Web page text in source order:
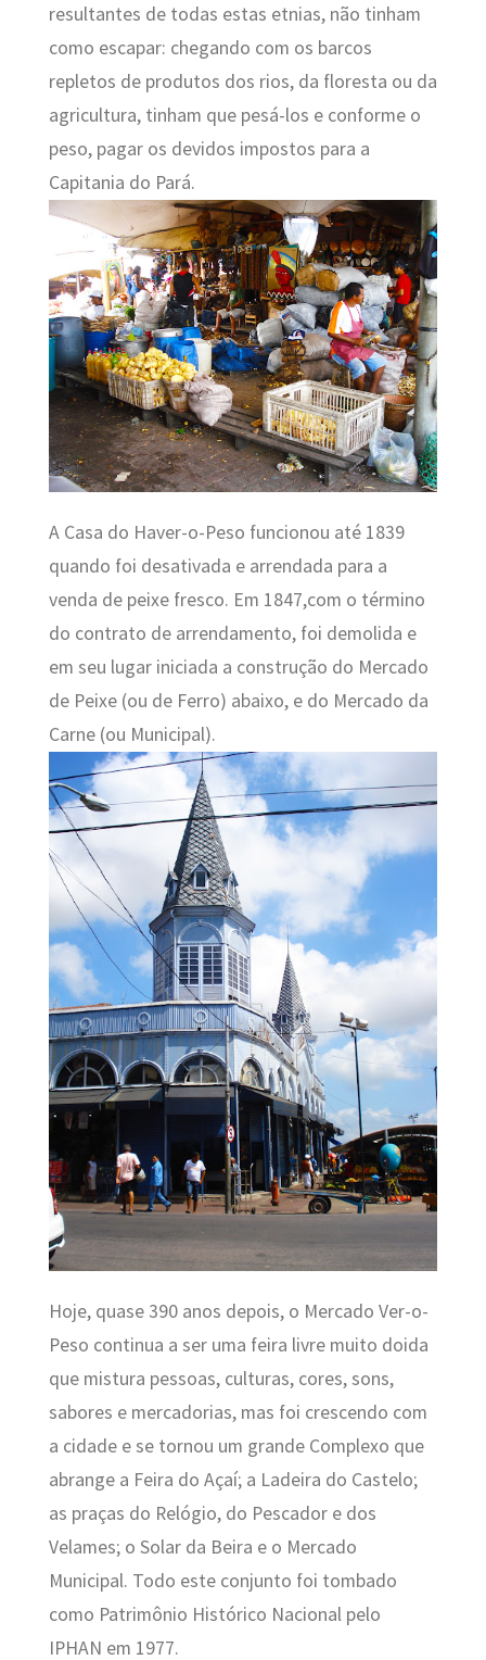
resultantes de todas estas etnias, não tinham
como escapar: chegando com os barcos
repletos de produtos dos rios, da floresta ou da
agricultura, tinham que pesá-los e conforme o
peso, pagar os devidos impostos para a
Capitania do Pará.
A Casa do Haver-o-Peso funcionou até 1839
quando foi desativada e arrendada para a
venda de peixe fresco. Em 1847,com o término
do contrato de arrendamento, foi demolida e
em seu lugar iniciada a construção do Mercado
de Peixe (ou de Ferro) abaixo, e do Mercado da
Carne (ou Municipal).
Hoje, quase 390 anos depois, o Mercado Ver-o-
Peso continua a ser uma feira livre muito doida
que mistura pessoas, culturas, cores, sons,
sabores e mercadorias, mas foi crescendo com
a cidade e se tornou um grande Complexo que
abrange a Feira do Açaí; a Ladeira do Castelo;
as praças do Relógio, do Pescador e dos
Velames; o Solar da Beira e o Mercado
Municipal. Todo este conjunto foi tombado
como Patrimônio Histórico Nacional pelo
IPHAN em 1977.